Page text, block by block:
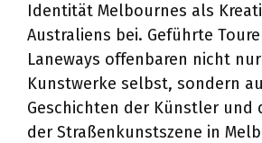
Identität Melbournes als
Australiens bei. Geführte
Laneways offenbaren nicht
Kunstwerke selbst, sondern
Geschichten der Künstler und
der Straßenkunstszene in